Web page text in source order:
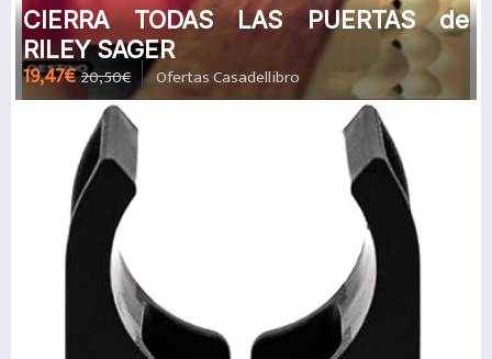
CIERRA TODAS LAS PUERTAS de
RILEY SAGER
19,47€ 20,50€ Ofertas Casadellibro